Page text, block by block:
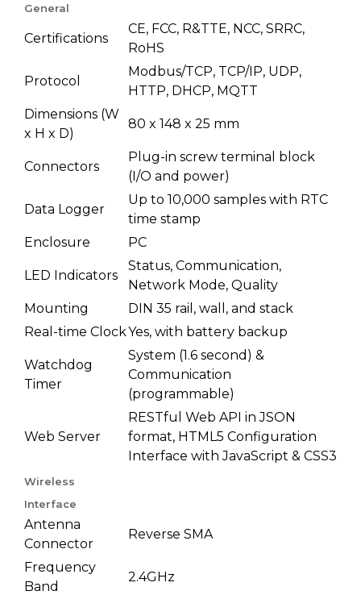
General
Certifications
CE, FCC, R&TTE, NCC, SRRC,
RoHS
Protocol
Modbus/TCP, TCP/IP, UDP,
HTTP, DHCP, MQTT
Dimensions (W
x H x D)
80 x 148 x 25 mm
Connectors
Plug-in screw terminal block
(I/O and power)
Data Logger
Up to 10,000 samples with RTC
time stamp
Enclosure
PC
LED Indicators
Status, Communication,
Network Mode, Quality
Mounting
DIN 35 rail, wall, and stack
Real-time ClockYes, with battery backup
Watchdog
Timer
System (1.6 second) &
Communication
(programmable)
Web Server
RESTful Web API in JSON
format, HTML5 Configuration
Interface with JavaScript & CSS3
Wireless
Interface
Antenna
Connector
Reverse SMA
Frequency
Band
2.4GHz